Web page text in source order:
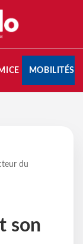
MOBILITÉS
du
son